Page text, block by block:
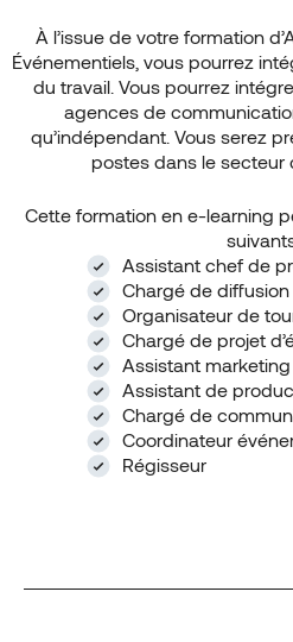
À l’issue de votre formation
Événementiels, vous pourrez
du travail. Vous pourrez
agences de
qu’indépendant. Vous serez
postes dans le secteur
Cette formation en e-learning
Assistant chef de
Chargé de diffusion
Organisateur de
Chargé de projet
Assistant marketing
Assistant de
Chargé de
Coordinateur
Régisseur